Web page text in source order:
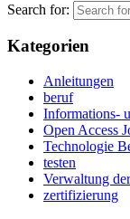
Search for:
Kategorien
Anleitungen
beruf
Informations-
Open Access
Technologie
testen
Verwaltung
zertifizierung